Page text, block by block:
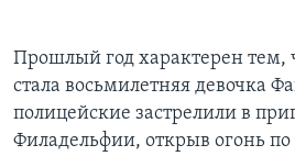
Прошлый год характерен тем,
стала восьмилетняя девочка
полицейские застрелили в
Филадельфии, открыв огонь